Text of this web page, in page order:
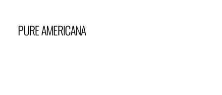
PURE AMERICANA